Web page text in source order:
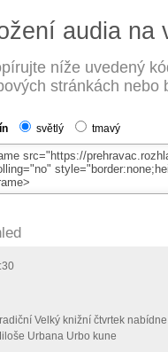
audia na
níže uvedený
stránkách nebo
světlý tmavý